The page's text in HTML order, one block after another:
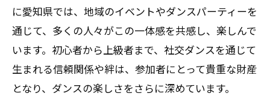
に愛知県では、地域のイベントやダンスパーティーを
通じて、多くの人々がこの一体感を共感し、楽しんで
います。初心者から上級者まで、社交ダンスを通じて
生まれる信頼関係や絆は、参加者にとって貴重な財産
となり、ダンスの楽しさをさらに深めています。